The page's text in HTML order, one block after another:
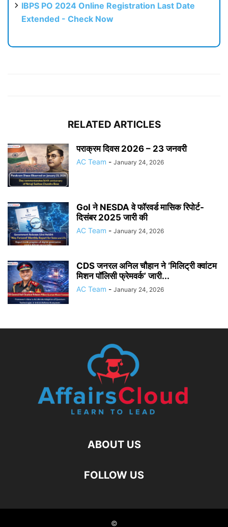
IBPS PO 2024 Online Registration Last Date
Extended - Check Now
RELATED ARTICLES
पराक्रम दिवस 2026 – 23 जनवरी
AC Team - January 24, 2026
GoI ने NESDA वे फॉरवर्ड मासिक रिपोर्ट-
दिसंबर 2025 जारी की
AC Team - January 24, 2026
CDS जनरल अनिल चौहान ने ‘मिलिट्री क्वांटम
मिशन पॉलिसी फ्रेमवर्क’ जारी...
AC Team - January 24, 2026
ABOUT US
FOLLOW US
©